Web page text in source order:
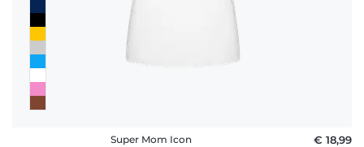
Super Mom Icon
€ 18,99